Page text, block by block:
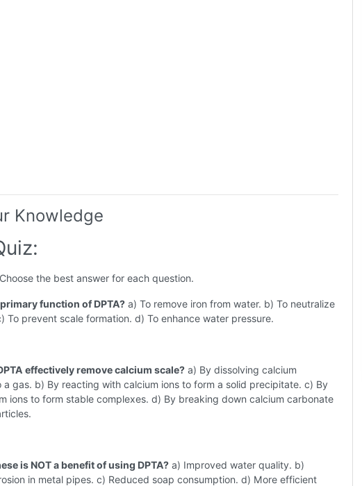
Knowledge
Choose the best answer for each question.
function of DPTA? a) To remove iron from water. b) To neutralize
To prevent scale formation. d) To enhance water pressure.
effectively remove calcium scale? a) By dissolving calcium
a gas. b) By reacting with calcium ions to form a solid precipitate. c) By
ions to form stable complexes. d) By breaking down calcium carbonate
is NOT a benefit of using DPTA? a) Improved water quality. b)
in metal pipes. c) Reduced soap consumption. d) More efficient